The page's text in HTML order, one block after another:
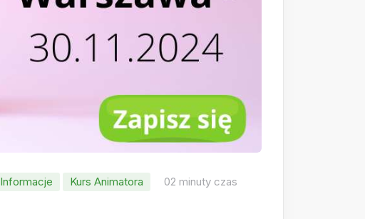
Informacje Kurs Animatora
02 minuty czas